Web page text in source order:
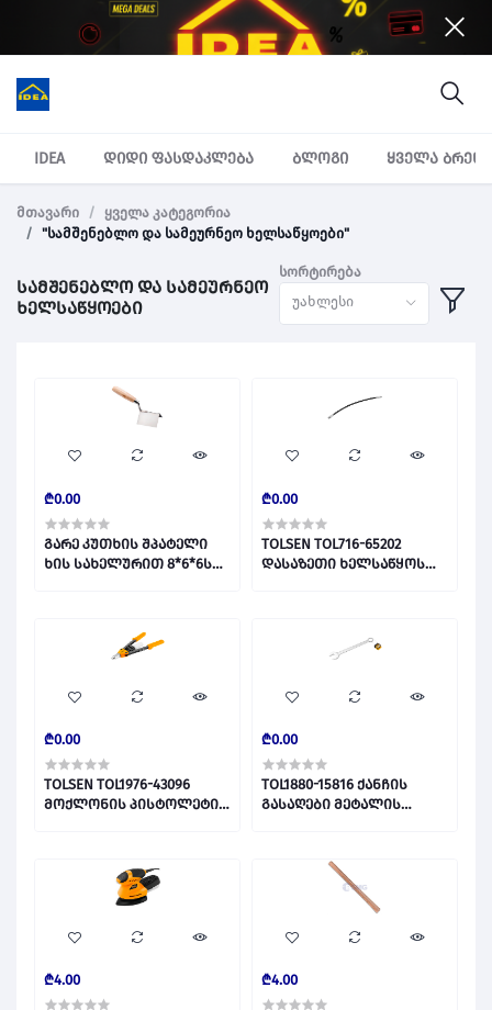
IDEA დიდი ფასდაკლება ბლოგი ყველა
მთავარი
ყველა კატეგორია
"სამშენებლო და სამეურნეო ხელსაწყოები"
სამშენებლო და სამეურნეო
ხელსაწყოები
სორტირება
უახლესი
₾0.00
გარე კუთხის შპატელი
ხის სახელურით 8*6*6სმ,
₾0.00
TOLSEN TOL716-65202
დასაზეთი ხელსაწყოს
₾0.00
TOLSEN TOL1976-43096
მოქლონის პისტოლეტი
₾0.00
TOL1880-15816 ქანჩის
გასაღები მეტალის
₾4.00 ₾4.00